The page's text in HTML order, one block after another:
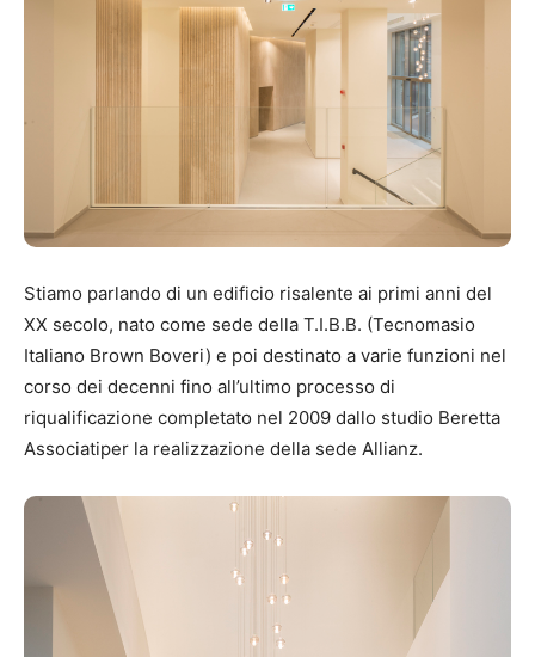
Stiamo parlando di un edificio risalente ai primi anni del
XX secolo, nato come sede della T.I.B.B. (Tecnomasio
Italiano Brown Boveri) e poi destinato a varie funzioni nel
corso dei decenni fino all’ultimo processo di
riqualificazione completato nel 2009 dallo studio Beretta
Associatiper la realizzazione della sede Allianz.